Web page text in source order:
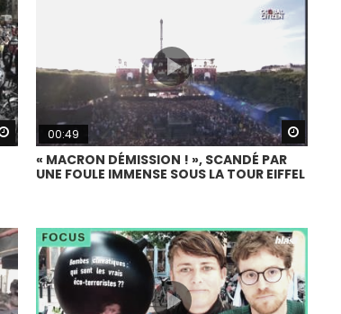
Watch Later
00:49
« MACRON DÉMISSION ! », SCANDÉ PAR
UNE FOULE IMMENSE SOUS LA TOUR EIFFEL